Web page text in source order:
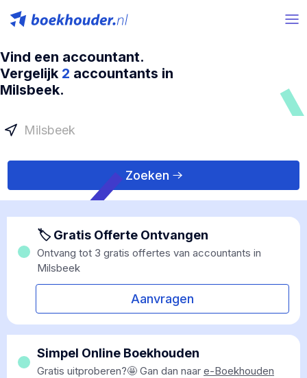
Vind een accountant.
Vergelijk 2 accountants in
Milsbeek.
Zoeken
🏷 Gratis Offerte Ontvangen
Ontvang tot 3 gratis offertes van accountants in
Milsbeek
Aanvragen
Simpel Online Boekhouden
Gratis uitproberen?🤩 Gan dan naar e-Boekhouden